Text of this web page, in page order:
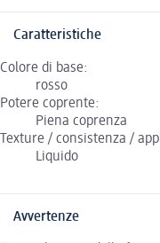
Caratteristiche
Colore di base:
rosso
Potere coprente:
Piena coprenza
Texture / consistenza /
Liquido
Avvertenze